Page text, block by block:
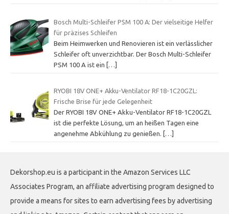
Bosch Multi-Schleifer PSM 100 A: Der vielseitige Helfer
für präzises Schleifen
Beim Heimwerken und Renovieren ist ein verlässlicher
Schleifer oft unverzichtbar. Der Bosch Multi-Schleifer
PSM 100 A ist ein […]
RYOBI 18V ONE+ Akku-Ventilator RF18-1C20GZL:
Frische Brise für jede Gelegenheit
Der RYOBI 18V ONE+ Akku-Ventilator RF18-1C20GZL
ist die perfekte Lösung, um an heißen Tagen eine
angenehme Abkühlung zu genießen.
[…]
Dekorshop.eu is a participant in the Amazon Services LLC
Associates Program, an affiliate advertising program designed to
provide a means for sites to earn advertising fees by advertising